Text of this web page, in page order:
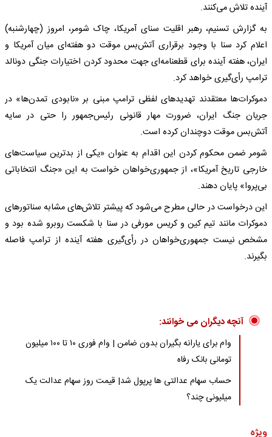
آینده تلاش می‌کنند.
به گزارش تسنیم،‌ رهبر اقلیت سنای آمریکا، چاک شومر، امروز (چهارشنبه)
اعلام کرد سنا با وجود برقراری آتش‌بس موقت دو هفته‌ای میان آمریکا و
ایران، هفته آینده برای قطعنامه‌ای جهت محدود کردن اختیارات جنگی دونالد
ترامپ رأی‌گیری خواهد کرد.
دموکرات‌ها معتقدند تهدیدهای لفظی ترامپ مبنی بر «نابودی تمدن‌ها» در
جریان جنگ ایران، ضرورت مهار قانونی رئیس‌جمهور را حتی در سایه
آتش‌بس موقت دوچندان کرده است.
شومر ضمن محکوم کردن این اقدام به عنوان «یکی از بدترین سیاست‌های
خارجی تاریخ آمریکا»، از جمهوری‌خواهان خواست به این «جنگ انتخاباتی
بی‌پروا» پایان دهند.
این درخواست در حالی مطرح می‌شود که پیشتر تلاش‌های مشابه سناتورهای
دموکرات مانند تیم کین و کریس مورفی در سنا با شکست روبرو شده بود و
مشخص نیست جمهوری‌خواهان در رأی‌گیری هفته آینده از ترامپ فاصله
بگیرند.
آنچه دیگران می خوانند:
وام برای یارانه بگیران بدون ضامن | وام فوری ۱۰ تا ۱۰۰ میلیون
تومانی بانک رفاه
حساب سهام عدالتی ها پرپول شد| قیمت روز سهام عدالت یک
میلیونی چند؟
ویژه